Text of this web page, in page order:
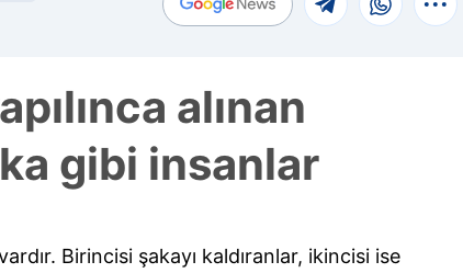
alınan
gibi insanlar
Birincisi şakayı kaldıranlar, ikincisi ise